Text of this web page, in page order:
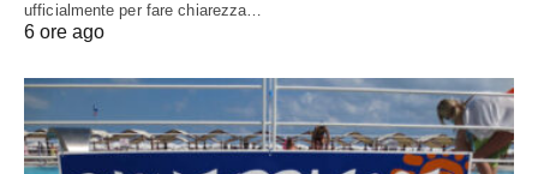
ufficialmente per fare chiarezza…
6 ore ago